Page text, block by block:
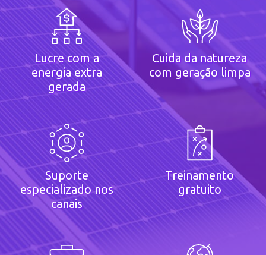
Lucre com a
energia extra
gerada
Cuida da natureza
com geração limpa
Suporte
especializado nos
canais
Treinamento
gratuito